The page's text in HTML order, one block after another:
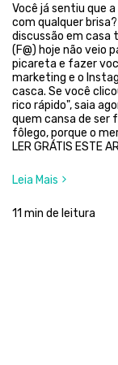
Você já sentiu que
com qualquer
discussão em casa
(F@) hoje não veio
picareta e fazer
marketing e o
casca. Se você
rico rápido", saia
quem cansa de ser
fôlego, porque o
LER GRÁTIS ESTE
Leia Mais
11 min de leitura